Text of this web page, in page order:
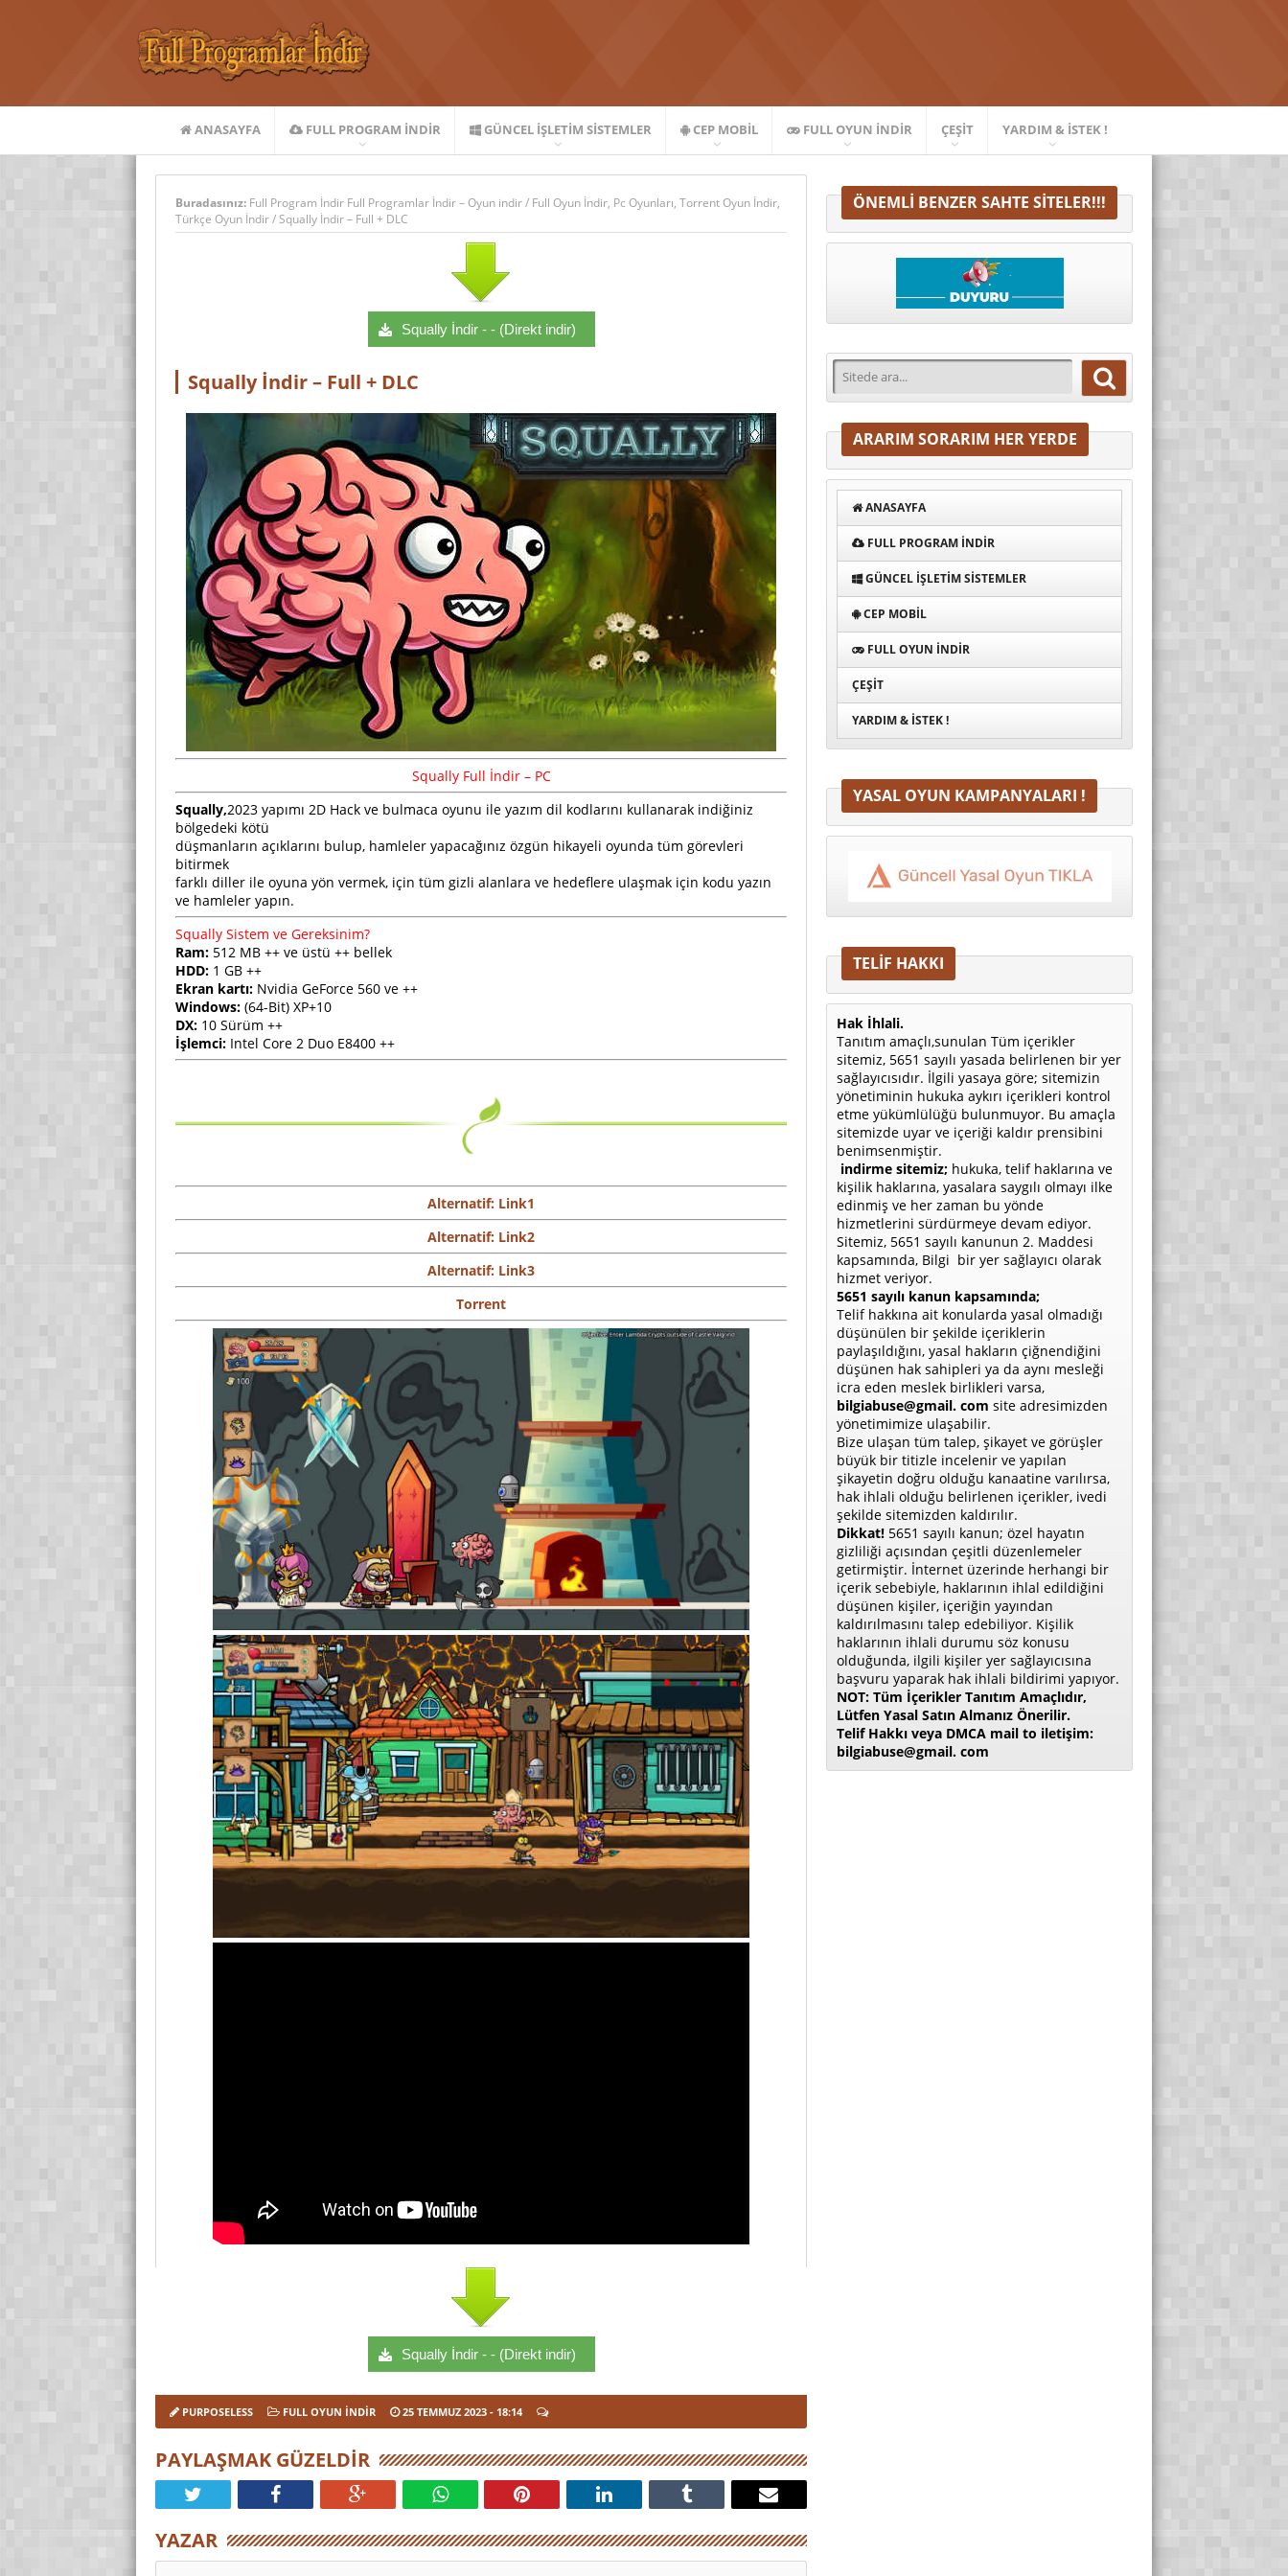
ANASAYFA FULL PROGRAM INDIR GÜNCEL İŞLETIM SISTEMLER CEP MOBIL FULL OYUN İNDIR ÇEŞIT YARDIM & İSTEK !
Buradasınız: Full Program İndir Full Programlar İndir – Oyun indir/ Full Oyun İndir, Pc Oyunları, Torrent Oyun İndir,
Türkçe Oyun İndir/Squally İndir – Full + DLC
Squally İndir - - (Direkt indir)
Squally İndir – Full + DLC
SquallyFull İndir – PC
Squally,2023 yapımı 2D Hack ve bulmaca oyunu ile yazım dil kodlarını kullanarak indiğiniz
bölgedeki kötü
düşmanların açıklarını bulup, hamleler yapacağınız özgün hikayeli oyunda tüm görevleri
bitirmek
farklı diller ile oyuna yön vermek, için tüm gizli alanlara ve hedeflere ulaşmak için kodu yazın
ve hamleler yapın.
Squally Sistem ve Gereksinim?
Ram: 512 MB ++ ve üstü ++ bellek
HDD: 1 GB ++
Ekran kartı: Nvidia GeForce 560 ve ++
Windows: (64-Bit) XP+10
DX: 10 Sürüm ++
İşlemci: Intel Core 2 Duo E8400 ++
Alternatif: Link1
Alternatif: Link2
Alternatif: Link3
Torrent
Squally İndir - - (Direkt indir)
PURPOSELESS FULL OYUN İNDIR 25 TEMMUZ 2023 - 18:14
PAYLAŞMAK GÜZELDIR
YAZAR
ÖNEMLI BENZER SAHTE SITELER!!!
ARARIM SORARIM HER YERDE
ANASAYFA
FULL PROGRAM INDIR
GÜNCEL İŞLETIM SISTEMLER
CEP MOBIL
FULL OYUN İNDIR
ÇEŞIT
YARDIM & İSTEK !
YASAL OYUN KAMPANYALARI !
TELİF HAKKI
Hak İhlali.
Tanıtım amaçlı,sunulan Tüm içerikler
sitemiz, 5651 sayılı yasada belirlenen bir yer
sağlayıcısıdır. İlgili yasaya göre; sitemizin
yönetiminin hukuka aykırı içerikleri kontrol
etme yükümlülüğü bulunmuyor. Bu amaçla
sitemizde uyar ve içeriği kaldır prensibini
benimsenmiştir.
indirme sitemiz; hukuka, telif haklarına ve
kişilik haklarına, yasalara saygılı olmayı ilke
edinmiş ve her zaman bu yönde
hizmetlerini sürdürmeye devam ediyor.
Sitemiz, 5651 sayılı kanunun 2. Maddesi
kapsamında, Bilgi bir yer sağlayıcı olarak
hizmet veriyor.
5651 sayılı kanun kapsamında;
Telif hakkına ait konularda yasal olmadığı
düşünülen bir şekilde içeriklerin
paylaşıldığını, yasal hakların çiğnendiğini
düşünen hak sahipleri ya da aynı mesleği
icra eden meslek birlikleri varsa,
bilgiabuse@gmail. com site adresimizden
yönetimimize ulaşabilir.
Bize ulaşan tüm talep, şikayet ve görüşler
büyük bir titizle incelenir ve yapılan
şikayetin doğru olduğu kanaatine varılırsa,
hak ihlali olduğu belirlenen içerikler, ivedi
şekilde sitemizden kaldırılır.
Dikkat! 5651 sayılı kanun; özel hayatın
gizliliği açısından çeşitli düzenlemeler
getirmiştir. İnternet üzerinde herhangi bir
içerik sebebiyle, haklarının ihlal edildiğini
düşünen kişiler, içeriğin yayından
kaldırılmasını talep edebiliyor. Kişilik
haklarının ihlali durumu söz konusu
olduğunda, ilgili kişiler yer sağlayıcısına
başvuru yaparak hak ihlali bildirimi yapıyor.
NOT: Tüm İçerikler Tanıtım Amaçlıdır,
Lütfen Yasal Satın Almanız Önerilir.
Telif Hakkı veya DMCA mail to iletişim:
bilgiabuse@gmail. com